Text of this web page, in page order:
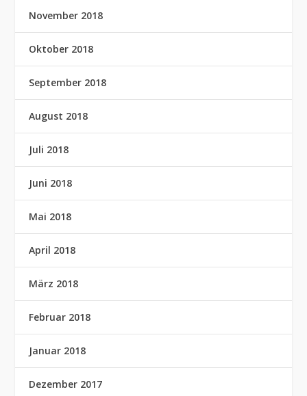
November 2018
Oktober 2018
September 2018
August 2018
Juli 2018
Juni 2018
Mai 2018
April 2018
März 2018
Februar 2018
Januar 2018
Dezember 2017